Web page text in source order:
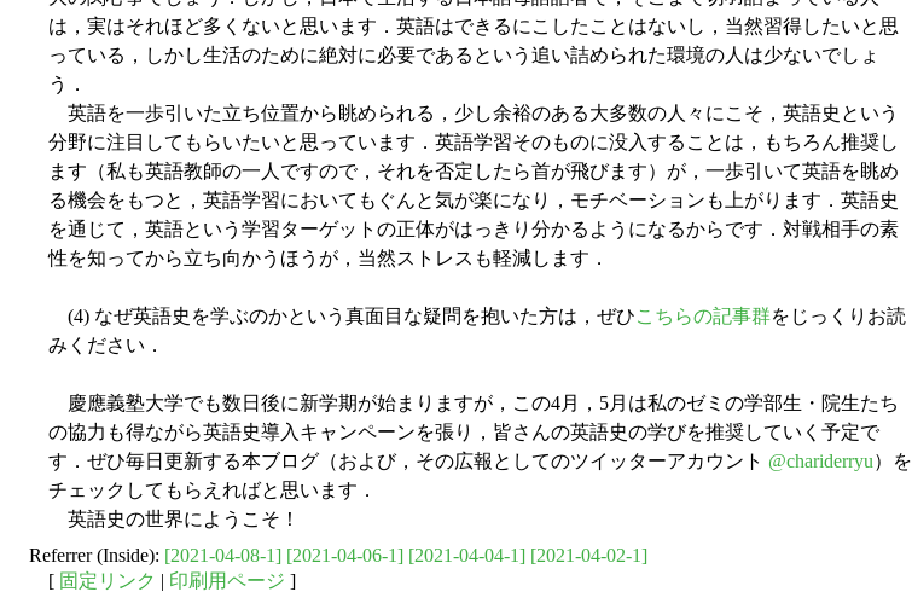
は，実はそれほど多くないと思います．英語はできるにこしたことはないし，当然習得したいと思
っている，しかし生活のために絶対に必要であるという追い詰められた環境の人は少ないでしょ
う．
英語を一歩引いた立ち位置から眺められる，少し余裕のある大多数の人々にこそ，英語史という
分野に注目してもらいたいと思っています．英語学習そのものに没入することは，もちろん推奨し
ます（私も英語教師の一人ですので，それを否定したら首が飛びます）が，一歩引いて英語を眺め
る機会をもつと，英語学習においてもぐんと気が楽になり，モチベーションも上がります．英語史
を通じて，英語という学習ターゲットの正体がはっきり分かるようになるからです．対戦相手の素
性を知ってから立ち向かうほうが，当然ストレスも軽減します．
(4) なぜ英語史を学ぶのかという真面目な疑問を抱いた方は，ぜひこちらの記事群をじっくりお読
みください．
慶應義塾大学でも数日後に新学期が始まりますが，この4月，5月は私のゼミの学部生・院生たち
の協力も得ながら英語史導入キャンペーンを張り，皆さんの英語史の学びを推奨していく予定で
す．ぜひ毎日更新する本ブログ（および，その広報としてのツイッターアカウント @chariderryu）を
チェックしてもらえればと思います．
英語史の世界にようこそ！
Referrer (Inside): [2021-04-08-1] [2021-04-06-1] [2021-04-04-1] [2021-04-02-1]
[ 固定リンク | 印刷用ページ ]